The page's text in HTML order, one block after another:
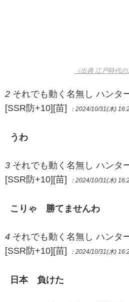
（出典 江戸時代
2 それでも動く名無し ハンタ
[SSR防+10][苗]
：2024/10/31(木)
うわ
3 それでも動く名無し ハンタ
[SSR防+10][苗]
：2024/10/31(木)
こりゃ 勝てませんわ
4 それでも動く名無し ハンタ
[SSR防+10][苗]
：2024/10/31(木)
日本 負けた